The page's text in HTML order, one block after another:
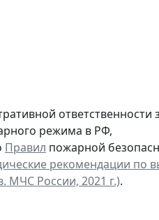
ответственности
режима в РФ,
Правил пожарной
рекомендации по
МЧС России, 2021 г.).